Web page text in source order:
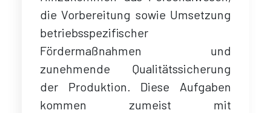
die Vorbereitung sowie Umsetzung
betriebsspezifischer
Fördermaßnahmen und
zunehmende Qualitätssicherung
der Produktion. Diese Aufgaben
kommen zumeist mit